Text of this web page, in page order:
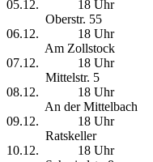
05.12. 18
Oberstr. 55
06.12.
Am Zollstock
07.12. 18
Mittelstr. 5
08.12. 18 Uhr
An der Mittelbach
09.12. 18
Ratskeller
10.12. 18